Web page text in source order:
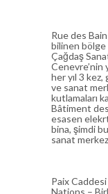
Rue des
bilinen bölge
Çağdaş
Cenevre’nin
her yıl 3 kez,
ve sanat
kutlamaları
Bâtiment
esasen
bina, şimdi
sanat
Paix
Nations –